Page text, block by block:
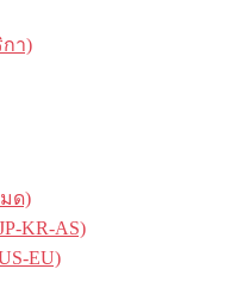
กา)
ด)
KR-AS)
EU)